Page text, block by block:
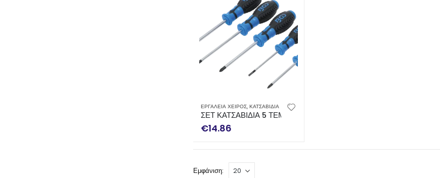
ΕΡΓΑΛΕΙΑ ΧΕΙΡΟΣ, ΚΑΤΣΑΒΙΔΙΑ
ΣΕΤ ΚΑΤΣΑΒΙΔΙΑ 5 ΤΕΜΑΧΙΑ
€14.86
Εμφάνιση: